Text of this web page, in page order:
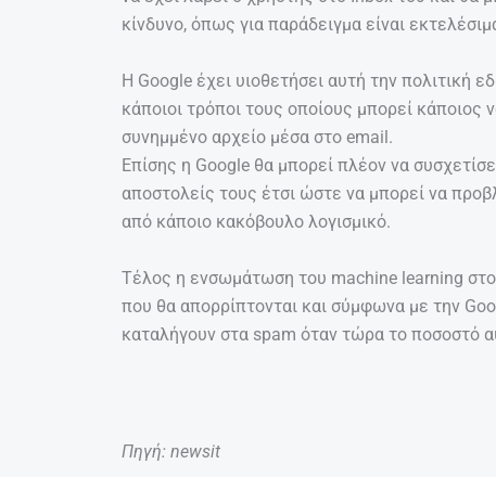
κίνδυνο, όπως για παράδειγμα είναι
Η Google έχει υιοθετήσει αυτή την
κάποιοι τρόποι τους οποίους μπορεί κάποιος
συνημμένο αρχείο μέσα στο email.
Επίσης η Google θα μπορεί πλέον να
αποστολείς τους έτσι ώστε να μπορεί να
από κάποιο κακόβουλο λογισμικό.
Τέλος η ενσωμάτωση του machine learning
που θα απορρίπτονται και σύμφωνα με την
καταλήγουν στα spam όταν τώρα το ποσοστό
Πηγή: newsit